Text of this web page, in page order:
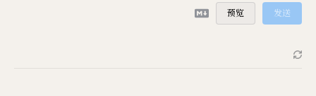
预览 发送